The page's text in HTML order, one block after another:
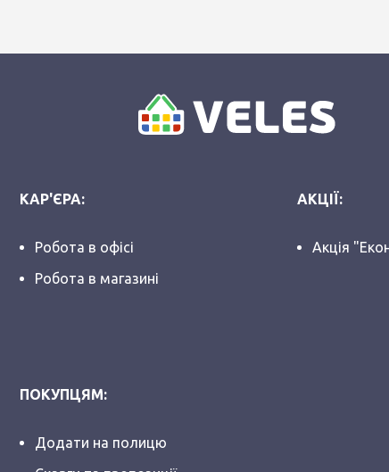
КАР'ЄРА:
Робота в офісі
Робота в магазині
АКЦІЇ:
Акція
ПОКУПЦЯМ:
Додати на полицю